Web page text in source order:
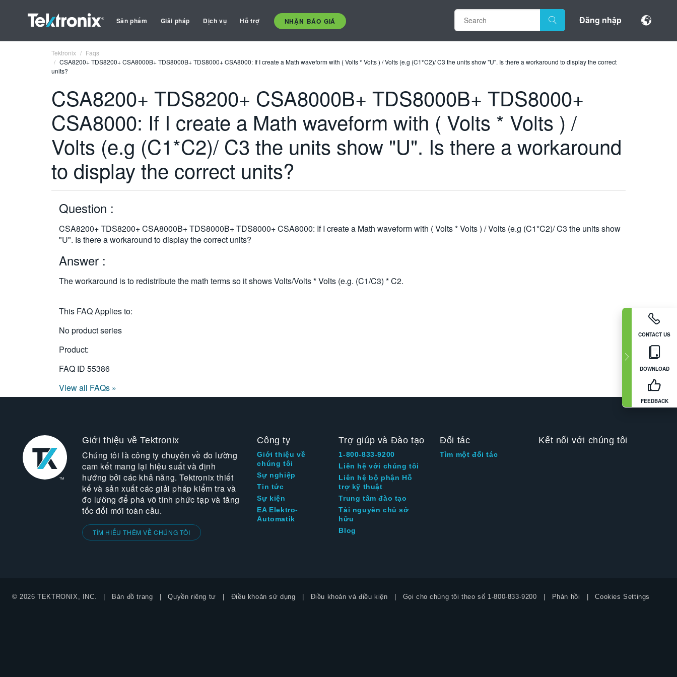
Sản phẩm Giải pháp Dịch vụ Hỗ trợ NHẬN BÁO GIÁ Đăng nhập
CONTACT US
DOWNLOAD
FEEDBACK
Tektronix
Faqs
CSA8200+ TDS8200+ CSA8000B+ TDS8000B+ TDS8000+ CSA8000: If I create a Math waveform with ( Volts * Volts ) / Volts (e.g (C1*C2)/ C3 the units show "U". Is there a workaround to display the correct
units?
CSA8200+ TDS8200+ CSA8000B+ TDS8000B+ TDS8000+
CSA8000: If I create a Math waveform with ( Volts * Volts ) /
Volts (e.g (C1*C2)/ C3 the units show "U". Is there a workaround
to display the correct units?
Question :
CSA8200+ TDS8200+ CSA8000B+ TDS8000B+ TDS8000+ CSA8000: If I create a Math waveform with ( Volts * Volts ) / Volts (e.g (C1*C2)/ C3 the units show
"U". Is there a workaround to display the correct units?
Answer :
The workaround is to redistribute the math terms so it shows Volts/Volts * Volts (e.g. (C1/C3) * C2.
This FAQ Applies to:
No product series
Product:
FAQ ID 55386
View all FAQs »
Giới thiệu về Tektronix
Chúng tôi là công ty chuyên về đo lường
cam kết mang lại hiệu suất và định
hướng bởi các khả năng. Tektronix thiết
kế và sản xuất các giải pháp kiểm tra và
đo lường để phá vỡ tính phức tạp và tăng
tốc đổi mới toàn cầu.
TÌM HIỂU THÊM VỀ CHÚNG TÔI
Công ty
Giới thiệu về
chúng tôi
Sự nghiệp
Tin tức
Sự kiện
EA Elektro-
Automatik
Trợ giúp và Đào tạo
1-800-833-9200
Liên hệ với chúng tôi
Liên hệ bộ phận Hỗ
trợ kỹ thuật
Trung tâm đào tạo
Tài nguyên chủ sở
hữu
Blog
Đối tác
Tìm một đối tác
Kết nối với chúng tôi
© 2026 TEKTRONIX, INC. Bản đồ trang Quyền riêng tư Điều khoản sử dụng Điều khoản và điều kiện Gọi cho chúng tôi theo số 1-800-833-9200 Phản hồi Cookies Settings